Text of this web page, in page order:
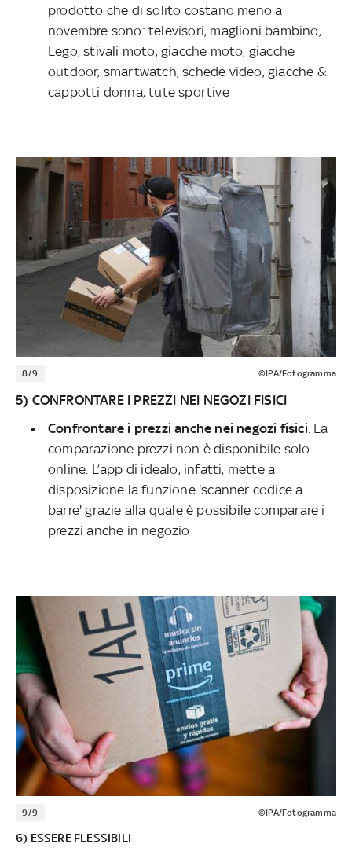
prodotto che di solito costano meno a
novembre sono: televisori, maglioni bambino,
Lego, stivali moto, giacche moto, giacche
outdoor, smartwatch, schede video, giacche &
cappotti donna, tute sportive
8/9 ©IPA/Fotogramma
5) CONFRONTARE I PREZZI NEI NEGOZI FISICI
Confrontare i prezzi anche nei negozi fisici. La
comparazione prezzi non è disponibile solo
online. L’app di idealo, infatti, mette a
disposizione la funzione 'scanner codice a
barre' grazie alla quale è possibile comparare i
prezzi anche in negozio
9/9 ©IPA/Fotogramma
6) ESSERE FLESSIBILI